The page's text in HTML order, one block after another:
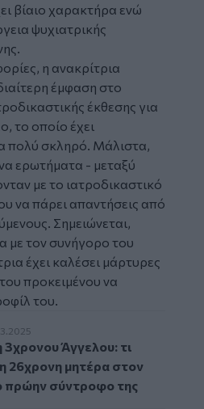
βίαιο χαρακτήρα ενώ
ψυχιατρικής
η ανακρίτρια
έμφαση στο
έκθεσης για
το οποίο έχει
πολύ σκληρό. Μάλιστα,
ερωτήματα - μεταξύ
με το ιατροδικαστικό
να πάρει απαντήσεις από
Σημειώνεται,
με τον συνήγορο του
έχει καλέσει μάρτυρες
προκειμένου να
του.
Άγγελου: τι φώναξε η
Άγγελου: τι
26χρονη μητέρα στον
πρώην σύντροφο της